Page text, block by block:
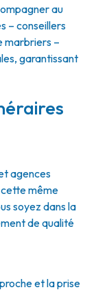
au
– conseillers
marbriers –
garantissant
agences
même
soyez dans la
de qualité
et la prise